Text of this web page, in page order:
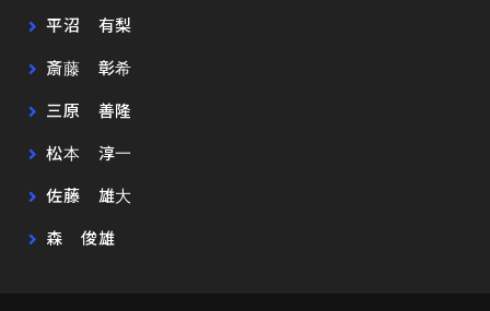
平沼 有梨
斎藤 彰希
三原 善隆
松本 淳一
佐藤 雄大
森 俊雄